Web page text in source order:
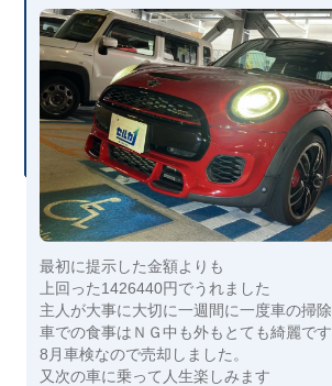
最初に提示した金額よりも
上回った1426440円でうれました
主人が大事に大切に一週間に一度車の掃除
車での食事はＮＧ中も外もとても綺麗です
8月車検なので売却しました。
又次の車に乗って人生楽しみます